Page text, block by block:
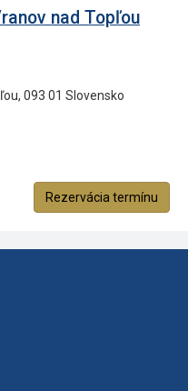
nad Topľou
093 01 Slovensko
Rezervácia termínu